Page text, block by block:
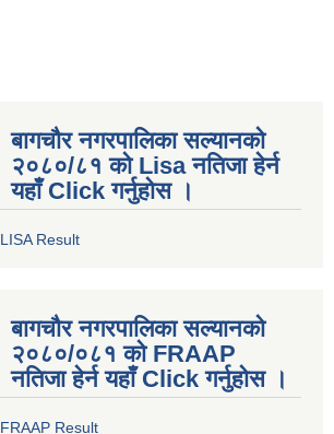
बागचौर नगरपालिका सल्यानको
२०८०/८१ को Lisa नतिजा हेर्न
यहाँ Click गर्नुहोस ।
LISA Result
बागचौर नगरपालिका सल्यानको
२०८०/०८१ को FRAAP
नतिजा हेर्न यहाँ Click गर्नुहोस ।
FRAAP Result